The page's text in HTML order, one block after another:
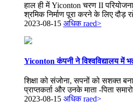
हाल ही में Yiconton चरण II
श्रमिक निर्माण पूरा करने के लिए
2023-08-15 अधिक raed>
Yiconton कंपनी ने विश्वविद्यालय में
शिक्षा को संजोना, सपनों को सशक्त
प्राप्तकर्ता और उनके माता -पिता
2023-08-15 अधिक raed>